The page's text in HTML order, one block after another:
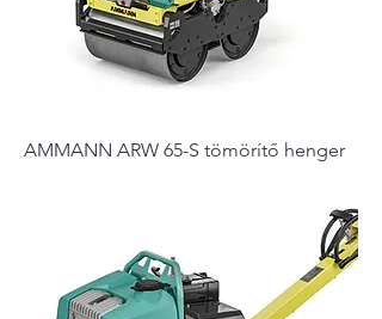
AMMANN ARW 65-S tömörítő henger